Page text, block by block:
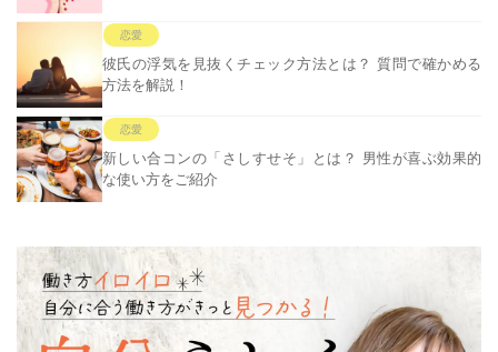
恋愛
彼氏の浮気を見抜くチェック方法とは？ 質問で確かめる
方法を解説！
恋愛
新しい合コンの「さしすせそ」とは？ 男性が喜ぶ効果的
な使い方をご紹介